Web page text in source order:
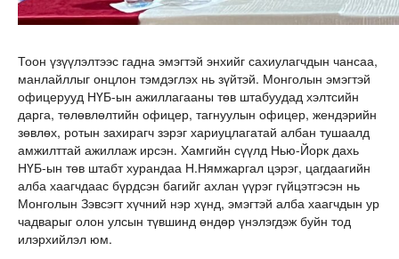
Тоон үзүүлэлтээс гадна эмэгтэй энхийг сахиулагчдын чансаа,
манлайллыг онцлон тэмдэглэх нь зүйтэй. Монголын эмэгтэй
офицерууд НҮБ-ын ажиллагааны төв штабуудад хэлтсийн
дарга, төлөвлөлтийн офицер, тагнуулын офицер, жендэрийн
зөвлөх, ротын захирагч зэрэг хариуцлагатай албан тушаалд
амжилттай ажиллаж ирсэн. Хамгийн сүүлд Нью-Йорк дахь
НҮБ-ын төв штабт хурандаа Н.Нямжаргал цэрэг, цагдаагийн
алба хаагчдаас бүрдсэн багийг ахлан үүрэг гүйцэтгэсэн нь
Монголын Зэвсэгт хүчний нэр хүнд, эмэгтэй алба хаагчдын ур
чадварыг олон улсын түвшинд өндөр үнэлэгдэж буйн тод
илэрхийлэл юм.